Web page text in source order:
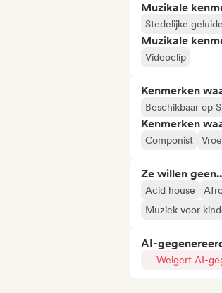
Muzikale
Stedelijke
Muzikale
Videoclip
Kenmerken
Beschikbaar op
Kenmerken
Componist
Ze willen
Acid house
Muziek voor
AI-
Weigert AI-